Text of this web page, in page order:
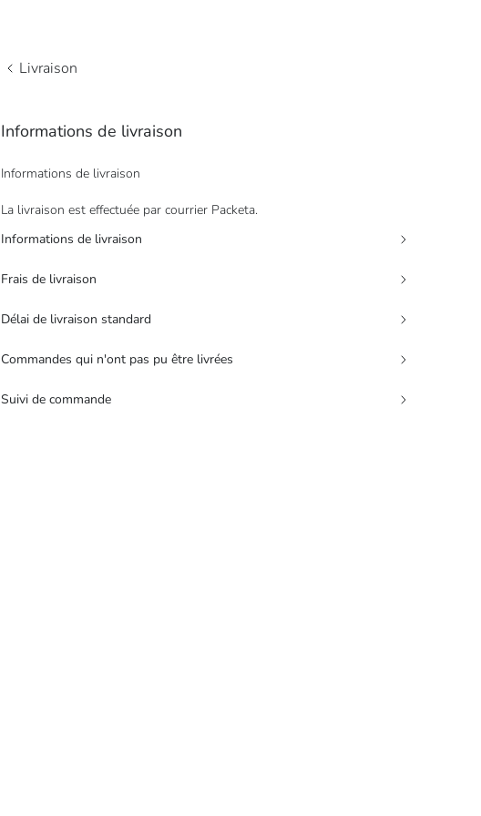
Livraison
Informations de livraison
Informations de livraison
La livraison est effectuée par courrier Packeta.
Informations de livraison
Frais de livraison
Délai de livraison standard
Commandes qui n'ont pas pu être livrées
Suivi de commande